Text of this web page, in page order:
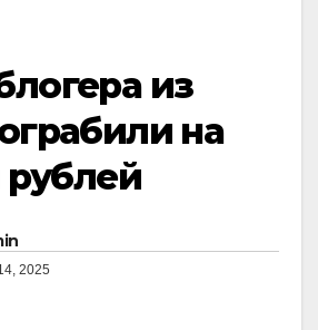
из
на
рублей
2025